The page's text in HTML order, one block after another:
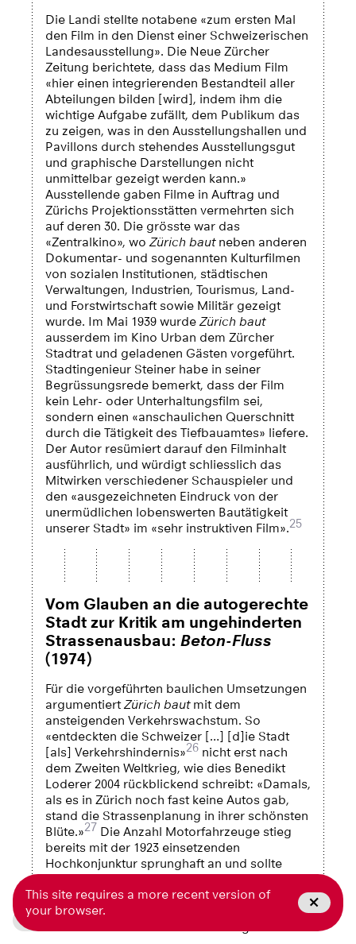
Die Landi stellte notabene «zum ersten Mal
den Film in den Dienst einer Schweizerischen
Landesausstellung». Die Neue Zürcher
Zeitung berichtete, dass das Medium Film
«hier einen integrierenden Bestandteil aller
Abteilungen bilden [wird], indem ihm die
wichtige Aufgabe zufällt, dem Publikum das
zu zeigen, was in den Ausstellungshallen und
Pavillons durch stehendes Ausstellungsgut
und graphische Darstellungen nicht
unmittelbar gezeigt werden kann.»
Ausstellende gaben Filme in Auftrag und
Zürichs Projektionsstätten vermehrten sich
auf deren 30. Die grösste war das
«Zentralkino», woZürich bautneben anderen
Dokumentar- und sogenannten Kulturfilmen
von sozialen Institutionen, städtischen
Verwaltungen, Industrien, Tourismus, Land-
und Forstwirtschaft sowie Militär gezeigt
wurde. Im Mai 1939 wurdeZürich baut
ausserdem im Kino Urban dem Zürcher
Stadtrat und geladenen Gästen vorgeführt.
Stadtingenieur Steiner habe in seiner
Begrüssungsrede bemerkt, dass der Film
kein Lehr- oder Unterhaltungsfilm sei,
sondern einen «anschaulichen Querschnitt
durch die Tätigkeit des Tiefbauamtes» liefere.
Der Autor resümiert darauf den Filminhalt
ausführlich, und würdigt schliesslich das
Mitwirken verschiedener Schauspieler und
den «ausgezeichneten Eindruck von der
unermüdlichen lobenswerten Bautätigkeit
unserer Stadt» im «sehr instruktiven Film».25
Vom Glauben an die autogerechte
Stadt zur Kritik am ungehinderten
Strassenausbau: Beton-Fluss
(1974)
Für die vorgeführten baulichen Umsetzungen
argumentiertZürich bautmit dem
ansteigenden Verkehrswachstum. So
«entdeckten die Schweizer […] [d]ie Stadt
[als] Verkehrshindernis»26nicht erst nach
dem Zweiten Weltkrieg, wie dies Benedikt
Loderer 2004 rückblickend schreibt: «Damals,
als es in Zürich noch fast keine Autos gab,
stand die Strassenplanung in ihrer schönsten
Blüte.»27 Die Anzahl Motorfahrzeuge stieg
bereits mit der 1923 einsetzenden
Hochkonjunktur sprunghaft an und sollte
dem «gesamten Strassenverkehr ein
vollständig verändertes Gepräge» geben.
Statistiken bezeugen indes die weit stärkere
Télecharger l'article en PDF
This site requires a more recent version of
your browser.